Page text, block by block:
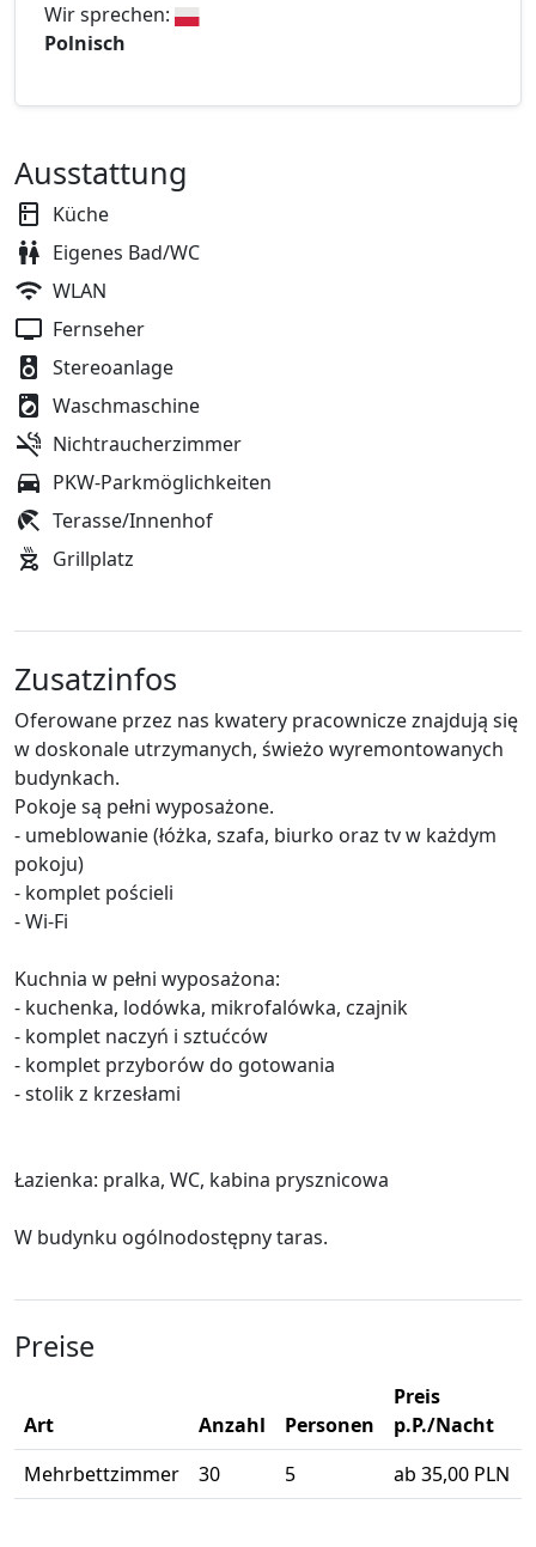
Wir sprechen:
Polnisch
Ausstattung
Küche
Eigenes Bad/WC
WLAN
Fernseher
Stereoanlage
Waschmaschine
Nichtraucherzimmer
PKW-Parkmöglichkeiten
Terasse/Innenhof
Grillplatz
Zusatzinfos
Oferowane przez nas kwatery pracownicze znajdują się
w doskonale utrzymanych, świeżo wyremontowanych
budynkach.
Pokoje są pełni wyposażone.
- umeblowanie (łóżka, szafa, biurko oraz tv w każdym
pokoju)
- komplet pościeli
- Wi-Fi
Kuchnia w pełni wyposażona:
- kuchenka, lodówka, mikrofalówka, czajnik
- komplet naczyń i sztućców
- komplet przyborów do gotowania
- stolik z krzesłami
Łazienka: pralka, WC, kabina prysznicowa
W budynku ogólnodostępny taras.
Preise
Art Anzahl Personen
Preis
p.P./Nacht
Mehrbettzimmer
30 5 ab 35,00 PLN